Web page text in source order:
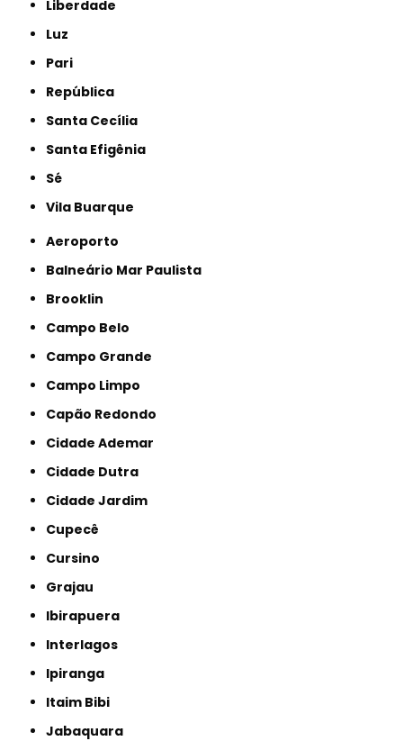
Liberdade
Luz
Pari
República
Santa Cecília
Santa Efigênia
Sé
Vila Buarque
Aeroporto
Balneário Mar Paulista
Brooklin
Campo Belo
Campo Grande
Campo Limpo
Capão Redondo
Cidade Ademar
Cidade Dutra
Cidade Jardim
Cupecê
Cursino
Grajau
Ibirapuera
Interlagos
Ipiranga
Itaim Bibi
Jabaquara